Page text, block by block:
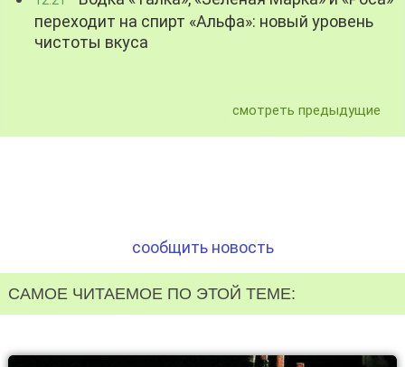
переходит на спирт «Альфа»: новый уровень
чистоты вкуса
смотреть предыдущие
сообщить новость
САМОЕ ЧИТАЕМОЕ ПО ЭТОЙ ТЕМЕ: